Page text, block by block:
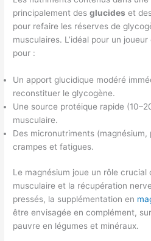
principalement desglucides et
pour refaire les réserves de
musculaires. L’idéal pour un
pour :
Un apport glucidique modéré
reconstituer le glycogène.
Une source protéique rapide
musculaire.
Des micronutriments
crampes et fatigues.
Le magnésium joue un rôle crucial
musculaire et la récupération
pressés, la supplémentation en
être envisagée en complément,
pauvre en légumes et minéraux.